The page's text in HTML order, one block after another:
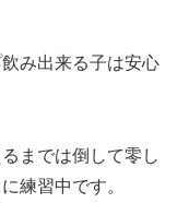
み出来る子は安心
までは倒して零し
練習中です。